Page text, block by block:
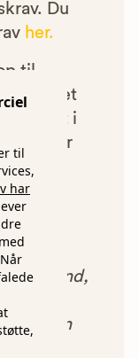
til
har
Du
her.
til
indgå et
vist i
der
krav,
har
os, vil
og